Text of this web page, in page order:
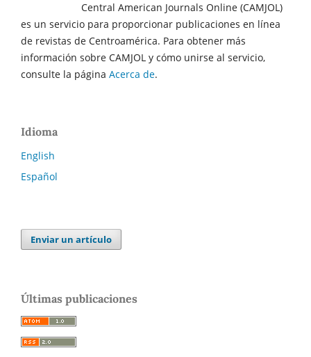
Central American Journals Online (CAMJOL)
es un servicio para proporcionar publicaciones en línea
de revistas de Centroamérica. Para obtener más
información sobre CAMJOL y cómo unirse al servicio,
consulte la página Acerca de.
Idioma
English
Español
Enviar un artículo
Últimas publicaciones